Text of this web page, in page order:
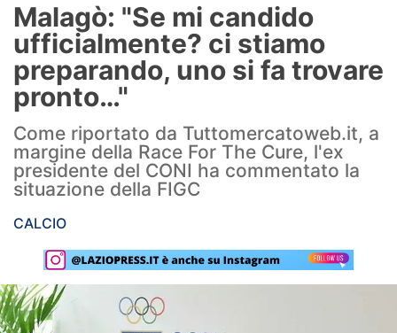
Formello
Infortuni
Primavera
Calciomercato
Lazio Women
Rassegna Lazio
Social
Calcio
Malagò: "Se mi candido
ufficialmente? ci stiamo
preparando, uno si fa trovare
pronto…"
Come riportato da Tuttomercatoweb.it, a
margine della Race For The Cure, l'ex
presidente del CONI ha commentato la
situazione della FIGC
CALCIO